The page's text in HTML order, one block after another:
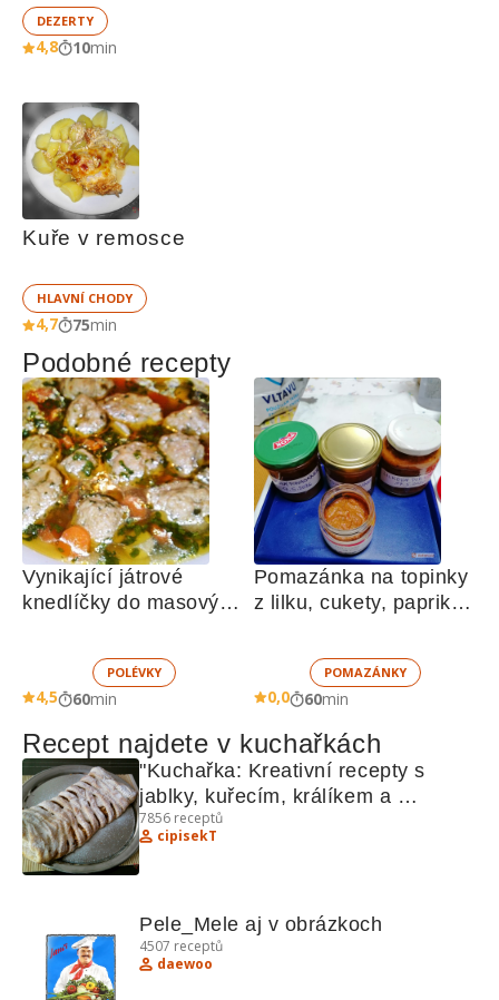
DEZERTY
4,8 10min
Kuře v remosce
HLAVNÍ CHODY
4,7 75min
Podobné recepty
Vynikající játrové
knedlíčky do masových
POLÉVKY
4,5 60min
Pomazánka na topinky
z lilku, cukety, paprik,
žampionů
POMAZÁNKY
0,0 60min
Recept najdete v kuchařkách
"Kuchařka: Kreativní recepty s
jablky, kuřecím, králíkem a
bochánky"
7856 receptů
cipisekT
Pele_Mele aj v obrázkoch
4507 receptů
daewoo